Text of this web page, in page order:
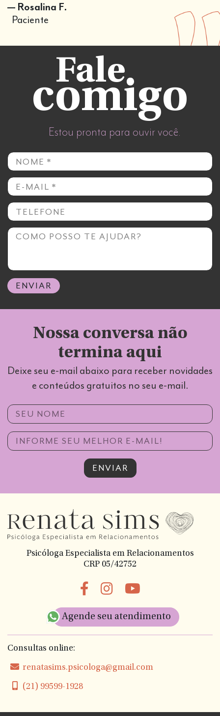
— Rosalina F.
Paciente
Fale
comigo
Estou pronta para ouvir você.
Nome
E-mail
Telefone
Mensagem
ENVIAR
Nossa conversa não
termina aqui
Deixe seu e-mail abaixo para receber novidades
e conteúdos gratuitos no seu e-mail.
Nome
E-mail
ENVIAR
Psicóloga Especialista em Relacionamentos
CRP 05/42752
Agende seu atendimento
Consultas online:
renatasims.psicologa@gmail.com
(21) 99599-1928